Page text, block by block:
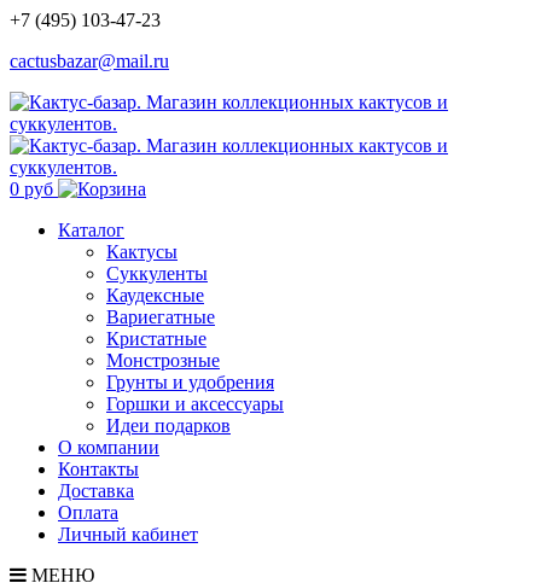
+7 (495) 103-47-23
cactusbazar@mail.ru
0 руб
Каталог
Кактусы
Суккуленты
Каудексные
Вариегатные
Кристатные
Монстрозные
Грунты и удобрения
Горшки и аксессуары
Идеи подарков
О компании
Контакты
Доставка
Оплата
Личный кабинет
МЕНЮ